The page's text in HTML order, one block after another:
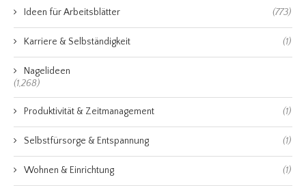
Ideen für Arbeitsblätter (773)
Karriere & Selbständigkeit (1)
Nagelideen
(1,268)
Produktivität & Zeitmanagement (1)
Selbstfürsorge & Entspannung (1)
Wohnen & Einrichtung (1)